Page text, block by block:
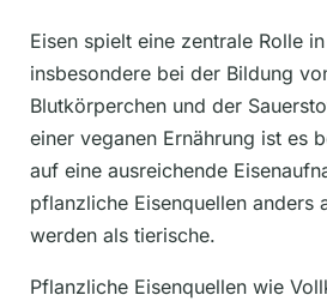
Eisen spielt eine zentrale Rolle
insbesondere bei der Bildung
Blutkörperchen und der
einer veganen Ernährung ist es
auf eine ausreichende
pflanzliche Eisenquellen anders
werden als tierische.
Pflanzliche Eisenquellen wie